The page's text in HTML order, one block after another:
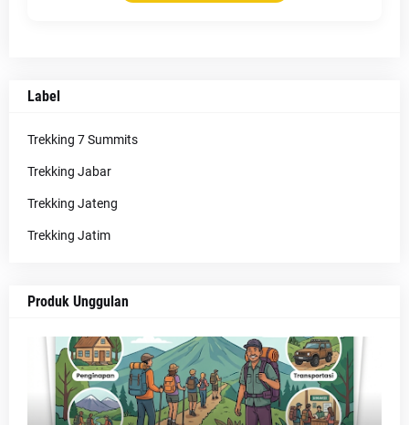
Label
Trekking 7 Summits
Trekking Jabar
Trekking Jateng
Trekking Jatim
Produk Unggulan